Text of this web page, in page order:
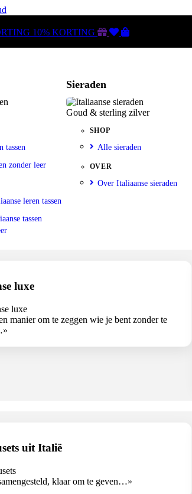
10% KORTING Gutscheine
Wunschliste
Warenkorb
tassen
zonder leer
leren tassen
tassen
Sieraden
Goud & sterling zilver
SHOP
Alle sieraden
OVER
Over Italiaanse sieraden
luxe
manier om te zeggen wie je bent zonder te
uit Italië
klaar om te geven…»